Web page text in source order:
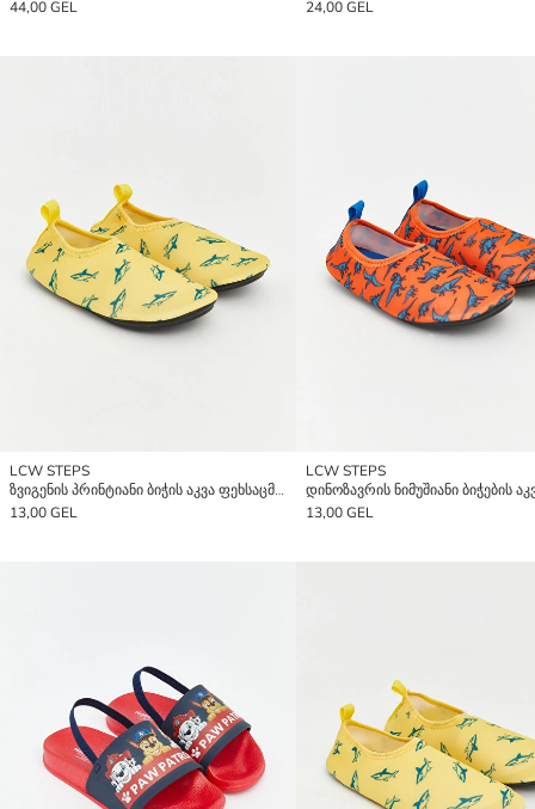
44,00 GEL 24,00 GEL
LCW STEPS
ზვიგენის პრინტიანი ბიჭის აკვა ფეხსაცმელი
13,00 GEL
LCW STEPS
13,00 GEL